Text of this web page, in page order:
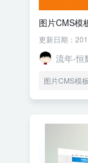
图片CMS模
更新日期：
流年-恒
图片CMS模板